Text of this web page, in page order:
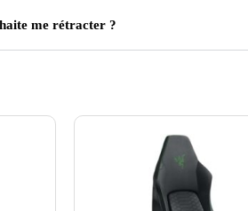
me rétracter ?